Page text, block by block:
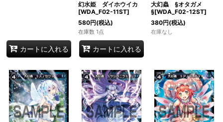
カートに入れる
幻水姫 ダイホウイカ
[WDA_F02-11ST]
580円(税込)
在庫数 1点
カートに入れる
大幻蟲 §オタガメ
§[WDA_F02-12ST]
380円(税込)
在庫なし